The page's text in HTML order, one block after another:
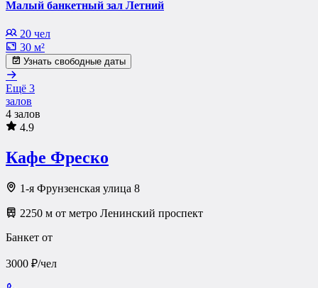
Малый банкетный зал Летний
20 чел
30 м²
Узнать свободные даты
Ещё 3
залов
4 залов
4.9
Кафе Фреско
1-я Фрунзенская улица 8
2250 м от метро Ленинский проспект
Банкет от
3000 ₽/чел